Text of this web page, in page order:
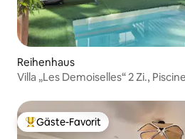
Reihenhaus
Villa „Les Demoiselles“ 2 Zi.,
Beliebter Gäste-Favorit.
Gäste-Favorit